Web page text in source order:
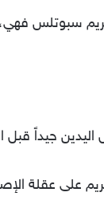
كريم سبوتلس
على عقلة